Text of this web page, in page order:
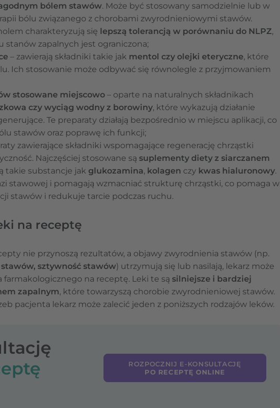
bólem stawów. Może być stosowany samodzielnie lub w
bólu związanego z chorobami zwyrodnieniowymi stawów.
charakteryzują się lepszą tolerancją w porównaniu do NLPZ,
stanów zapalnych jest ograniczona;
– zawierają składniki takie jak mentol czy olejki eteryczne, które
Ich stosowanie może odbywać się równolegle z przyjmowaniem
stosowane miejscowo – oparte na naturalnych składnikach
czy wyciąg wodny z borowiny, które wykazują działanie
Te preparaty działają bezpośrednio w miejscu aplikacji, co
stawów oraz poprawę ich funkcji;
zawierające składniki wspomagające regenerację chrząstki
Najczęściej stosowane są suplementy diety z siarczanem
takie substancje jak glukozamina, kolagen czy kwas hialuronowy.
stawowej i pomagają wzmacniać strukturę chrząstki, co pomaga w
stawów i redukuje tarcie podczas ruchu.
na receptę
nie przynoszą rezultatów, a objawy zwyrodnienia stawów (np.
sztywność stawów) utrzymują się lub nasilają, lekarz może
na receptę. Leki te są silniejsze i bardziej
zapalnym, które towarzyszą chorobie zwyrodnieniowej stawów.
pacjenta lekarz może zalecić jeden z poniższych rodzajów leków.
ROZPOCZNIJ E-KONSULTACJĘ
PO RECEPTĘ ONLINE